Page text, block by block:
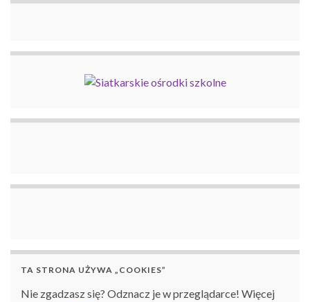
TA STRONA UŻYWA „COOKIES”
Nie zgadzasz się? Odznacz je w przeglądarce! Więcej